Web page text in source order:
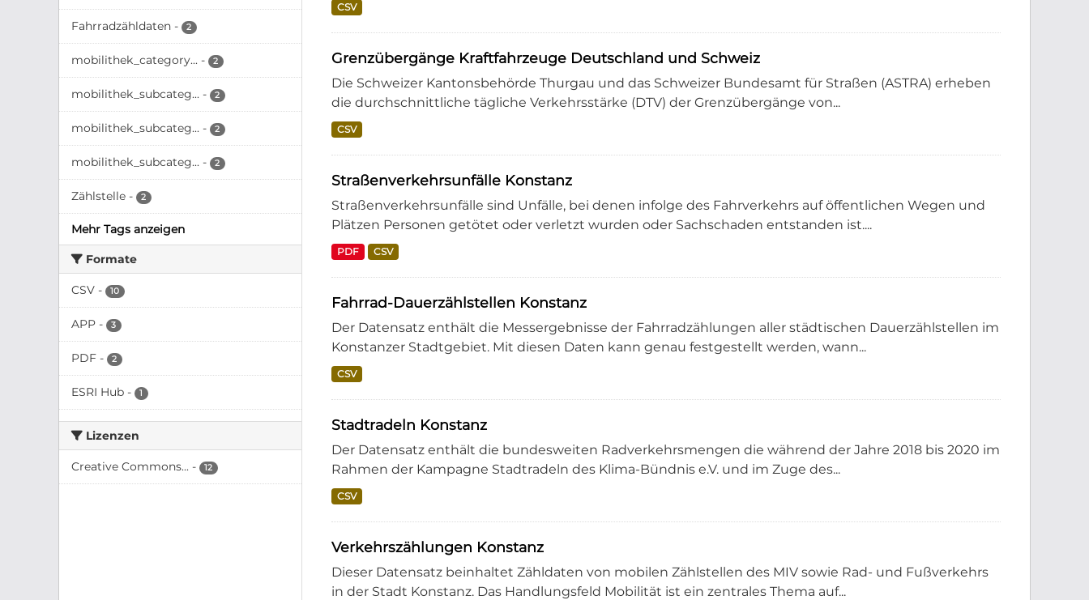
Fahrradzähldaten - 2
mobilithek_category... - 2
mobilithek_subcateg... - 2
mobilithek_subcateg... - 2
mobilithek_subcateg... - 2
Zählstelle - 2
Mehr Tags anzeigen
Formate
CSV - 10
APP - 3
PDF - 2
ESRI Hub - 1
Lizenzen
Creative Commons... - 12
CSV
Grenzübergänge Kraftfahrzeuge Deutschland und Schweiz
Die Schweizer Kantonsbehörde Thurgau und das Schweizer Bundesamt für Straßen (ASTRA) erheben
die durchschnittliche tägliche Verkehrsstärke (DTV) der Grenzübergänge von...
CSV
Straßenverkehrsunfälle Konstanz
Straßenverkehrsunfälle sind Unfälle, bei denen infolge des Fahrverkehrs auf öffentlichen Wegen und
Plätzen Personen getötet oder verletzt wurden oder Sachschaden entstanden ist....
PDF CSV
Fahrrad-Dauerzählstellen Konstanz
Der Datensatz enthält die Messergebnisse der Fahrradzählungen aller städtischen Dauerzählstellen im
Konstanzer Stadtgebiet. Mit diesen Daten kann genau festgestellt werden, wann...
CSV
Stadtradeln Konstanz
Der Datensatz enthält die bundesweiten Radverkehrsmengen die während der Jahre 2018 bis 2020 im
Rahmen der Kampagne Stadtradeln des Klima-Bündnis e.V. und im Zuge des...
CSV
Verkehrszählungen Konstanz
Dieser Datensatz beinhaltet Zähldaten von mobilen Zählstellen des MIV sowie Rad- und Fußverkehrs
in der Stadt Konstanz. Das Handlungsfeld Mobilität ist ein zentrales Thema auf...